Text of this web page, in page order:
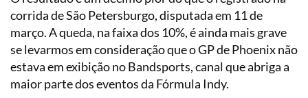
corrida de São Petersburgo, disputada em 11 de
março. A queda, na faixa dos 10%, é ainda mais grave
se levarmos em consideração que o GP de Phoenix não
estava em exibição no Bandsports, canal que abriga a
maior parte dos eventos da Fórmula Indy.